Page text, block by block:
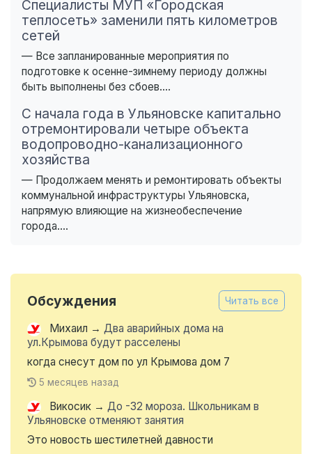
Специалисты МУП «Городская
теплосеть» заменили пять километров
сетей
— Все запланированные мероприятия по
подготовке к осенне-зимнему периоду должны
быть выполнены без сбоев....
С начала года в Ульяновске капитально
отремонтировали четыре объекта
водопроводно-канализационного
хозяйства
— Продолжаем менять и ремонтировать объекты
коммунальной инфраструктуры Ульяновска,
напрямую влияющие на жизнеобеспечение
города....
Обсуждения Читать все
Михаил → Два аварийных дома на
ул.Крымова будут расселены
когда снесут дом по ул Крымова дом 7
5 месяцев назад
Викосик → До -32 мороза. Школьникам в
Ульяновске отменяют занятия
Это новость шестилетней давности